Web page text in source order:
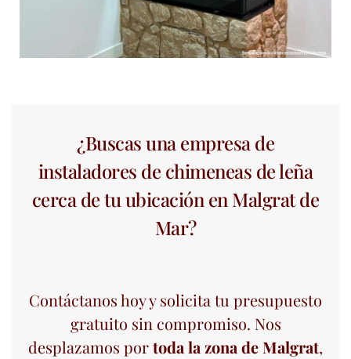
¿Buscas una empresa de
instaladores de chimeneas de leña
cerca de tu ubicación en Malgrat de
Mar?
Contáctanos hoy y solicita tu presupuesto
gratuito sin compromiso. Nos
desplazamos portoda la zona de Malgrat,